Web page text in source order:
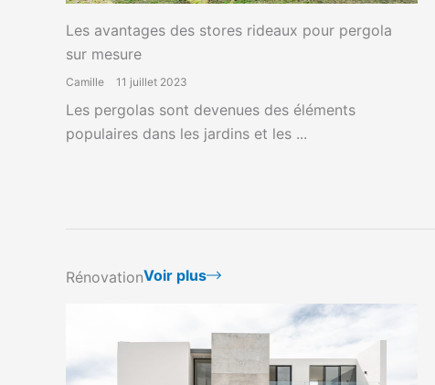
Les avantages des stores rideaux pour pergola
sur mesure
Camille 11 juillet 2023
Les pergolas sont devenues des éléments
populaires dans les jardins et les ...
RénovationVoir plus